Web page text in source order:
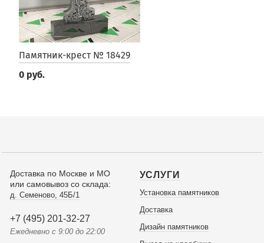
Памятник-крест № 18429
0 руб.
Доставка по Москве и МО
или самовывоз со склада:
д. Семеново, 45Б/1
+7 (495) 201-32-27
Ежедневно с 9:00 до 22:00
УСЛУГИ
Установка памятников
Доставка
Дизайн памятников